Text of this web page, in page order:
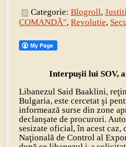
Categorie: Blogroll,
COMANDĂ", Revolutie,
Interpuşii lui SOV,
Libanezul Said Baaklini,
Bulgaria, este cercetat şi
informează surse din zone
declanşate de procurori.
sesizate oficial, în acest caz,
Naţională de Control al